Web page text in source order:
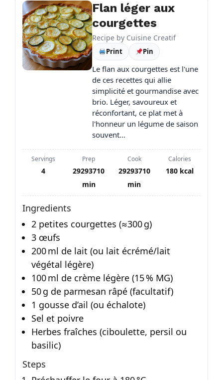
Flan léger aux
courgettes
Recipe by Cuisine Creatif
Print Pin
Le flan aux courgettes est l'une
de ces recettes qui allie
simplicité et gourmandise avec
brio. Léger, savoureux et
réconfortant, ce plat met à
l'honneur un légume de saison
souvent…
Servings
4
Prep
29293710
min
Cook
29293710
min
Calories
180 kcal
Ingredients
2 petites courgettes (≈300 g)
3 œufs
200 ml de lait (ou lait écrémé/lait
végétal légère)
100 ml de crème légère (15 % MG)
50 g de parmesan râpé (facultatif)
1 gousse d’ail (ou échalote)
Sel et poivre
Herbes fraîches (ciboulette, persil ou
basilic)
Steps